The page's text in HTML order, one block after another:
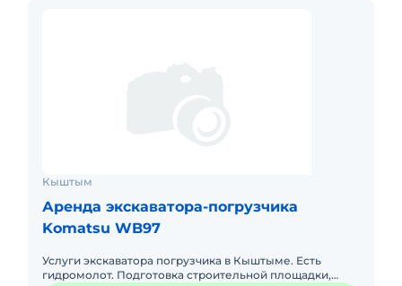
Кыштым
Аренда экскаватора-погрузчика
Komatsu WB97
Услуги экскаватора погрузчика в Кыштыме. Есть
гидромолот. Подготовка строительной площадки,